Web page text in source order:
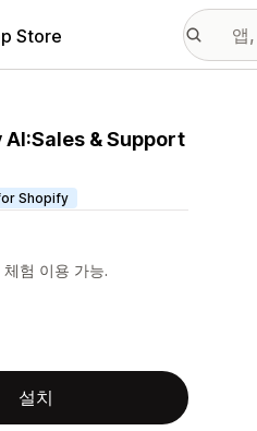
Store
AI:Sales & Support
Shopify
험 이용 가능.
설치